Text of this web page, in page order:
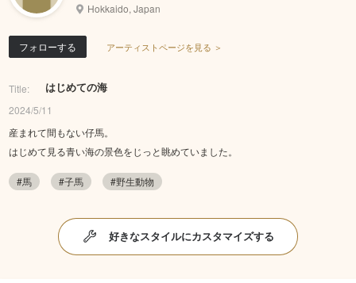
Hokkaido, Japan
フォローする アーティストページを見る ＞
Title: はじめての海
2024/5/11
産まれて間もない仔馬。
はじめて見る青い海の景色をじっと眺めていました。
#馬 #子馬 #野生動物
好きなスタイルにカスタマイズする